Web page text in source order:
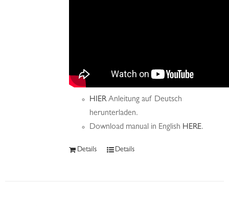
HIERAnleitung auf Deutsch
herunterladen.
Download manual in English HERE.
Details Details